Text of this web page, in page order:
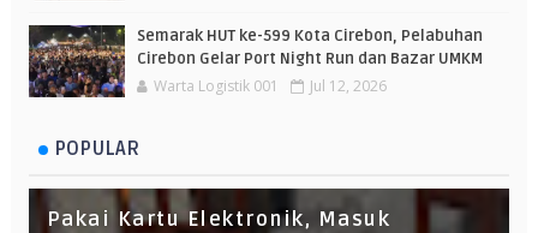
Semarak HUT ke-599 Kota Cirebon, Pelabuhan
Cirebon Gelar Port Night Run dan Bazar UMKM
Warta Logistik 001 Jul 12, 2026
POPULAR
Pakai Kartu Elektronik, Masuk